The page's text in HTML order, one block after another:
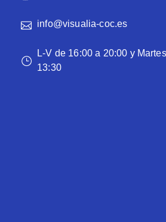
info@visualia-coc.es
L-V de 16:00 a 20:00 y
13:30